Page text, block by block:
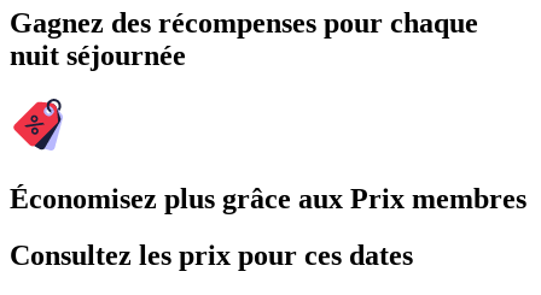
Gagnez des récompenses pour chaque
nuit séjournée
Économisez plus grâce aux Prix membres
Consultez les prix pour ces dates